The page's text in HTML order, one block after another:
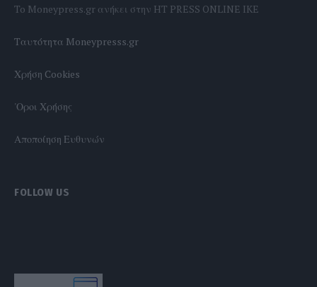
To Moneypress.gr ανήκει στην HT PRESS ONLINE IKE
Tαυτότητα Moneypresss.gr
Χρήση Cookies
'Οροι Χρήσης
Αποποίηση Ευθυνών
FOLLOW US